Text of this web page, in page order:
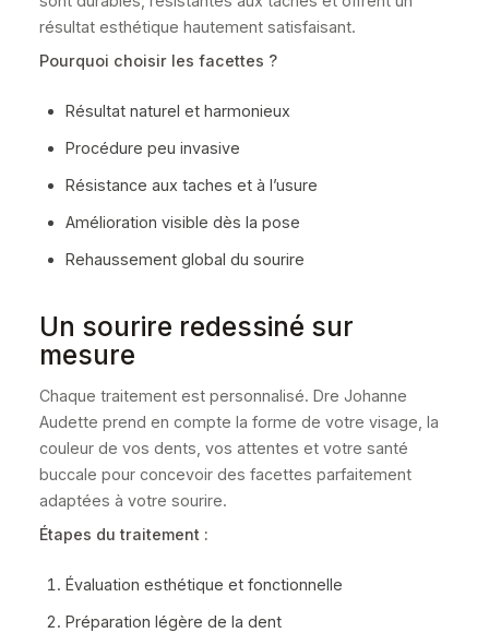
résultat esthétique hautement satisfaisant.
Pourquoi choisir les facettes ?
Résultat naturel et harmonieux
Procédure peu invasive
Résistance aux taches et à l’usure
Amélioration visible dès la pose
Rehaussement global du sourire
Un sourire redessiné sur
mesure
Chaque traitement est personnalisé. Dre Johanne
Audette prend en compte la forme de votre visage, la
couleur de vos dents, vos attentes et votre santé
buccale pour concevoir des facettes parfaitement
adaptées à votre sourire.
Étapes du traitement :
Évaluation esthétique et fonctionnelle
Préparation légère de la dent